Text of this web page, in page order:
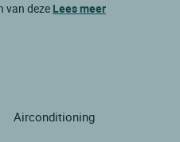
van deze Lees meer
Airconditioning